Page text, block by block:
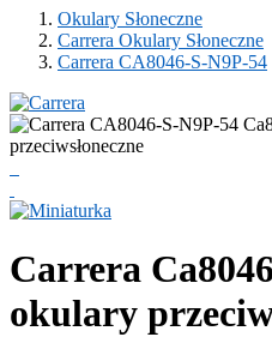
Okulary Słoneczne
Carrera Okulary Słoneczne
Carrera CA8046-S-N9P-54
Carrera
okulary